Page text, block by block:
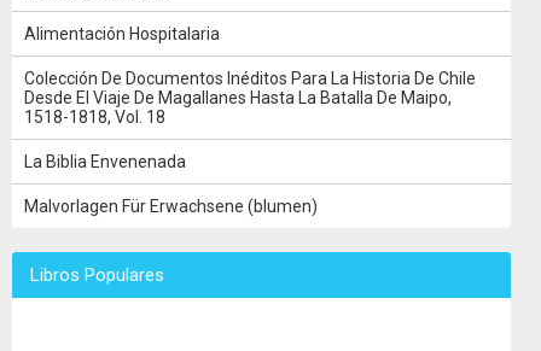
Alimentación Hospitalaria
Colección De Documentos Inéditos Para La Historia De Chile
Desde El Viaje De Magallanes Hasta La Batalla De Maipo,
1518-1818, Vol. 18
La Biblia Envenenada
Malvorlagen Für Erwachsene (blumen)
Libros Populares